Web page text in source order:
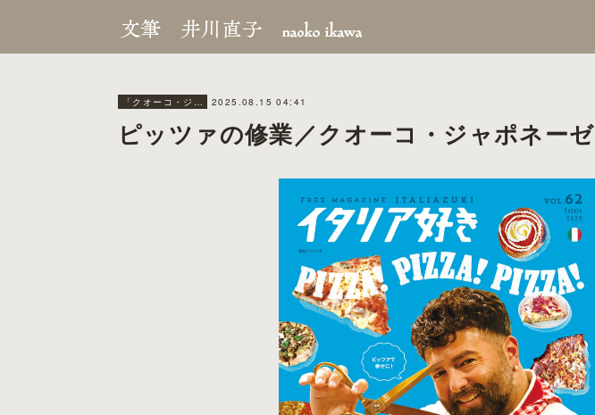
「クオーコ・ジャポネーゼ」 2025.08.15 04:41
ピッツァの修業／クオーコ・ジャポネーゼ